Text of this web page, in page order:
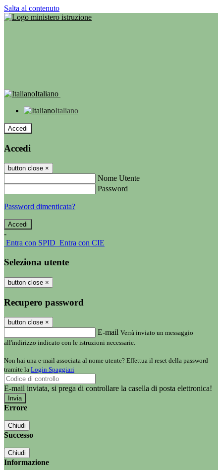
Salta al contenuto
Italiano
Italiano
Accedi
Accedi
button close ×
Nome Utente
Password
Password dimenticata?
-
Entra con SPID Entra con CIE
Seleziona utente
button close ×
Recupero password
button close ×
E-mail Verrà inviato un messaggio
all'indirizzo indicato con le istruzioni necessarie.
Non hai una e-mail associata al nome utente? Effettua il reset della password
tramite la Login Spaggiari
E-mail inviata, si prega di controllare la casella di posta elettronica!
Errore
Chiudi
Successo
Chiudi
Informazione